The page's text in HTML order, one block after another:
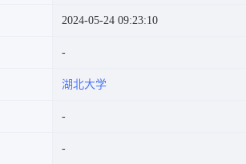
2024-05-24 09:23:10
湖北大学